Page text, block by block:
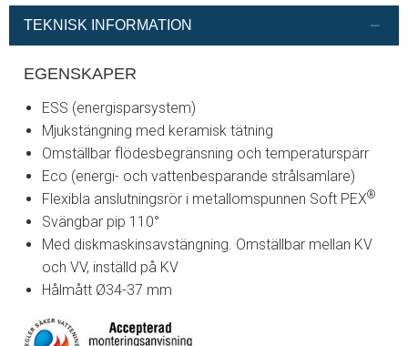
TEKNISK INFORMATION
EGENSKAPER
ESS (energisparsystem)
Mjukstängning med keramisk tätning
Omställbar flödesbegränsning och temperaturspärr
Eco (energi- och vattenbesparande strålsamlare)
Flexibla anslutningsrör i metallomspunnen Soft PEX®
Svängbar pip 110°
Med diskmaskinsavstängning. Omställbar mellan KV
och VV, inställd på KV
Hålmått Ø34-37 mm